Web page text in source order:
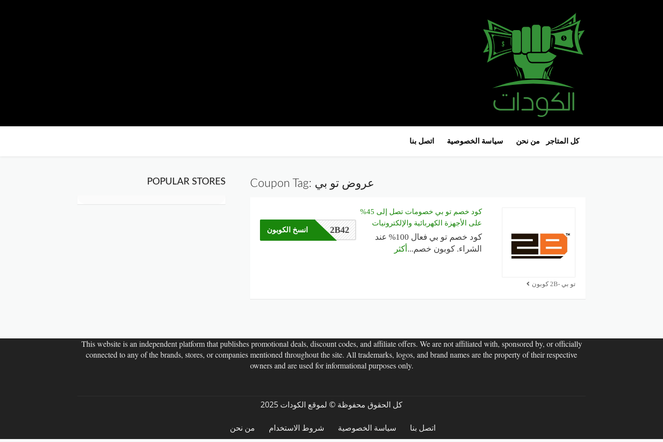
إلى
كل المتاجر من نحن سياسة الخصوصية اتصل بنا
Coupon Tag: عروض تو بي
تو بي -2B كوبون
كود خصم تو بي خصومات تصل إلى 45%
على الأجهزة الكهربائية والإلكترونيات
كود خصم تو بي فعال 100% عند
الشراء. كوبون خصم... أكثر
2B42 انسخ الكوبون
POPULAR STORES
This website is an independent platform that publishes promotional deals, discount codes, and affiliate offers. We are not affiliated with, sponsored by, or officially
connected to any of the brands, stores, or companies mentioned throughout the site. All trademarks, logos, and brand names are the property of their respective
owners and are used for informational purposes only.
كل الحقوق محفوظة © لموقع الكودات 2025
اتصل بنا سياسة الخصوصية شروط الاستخدام من نحن